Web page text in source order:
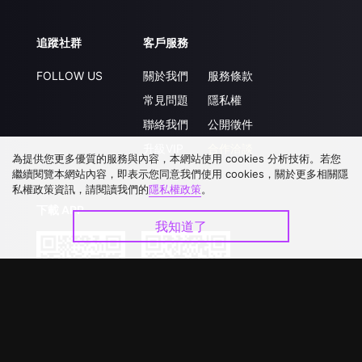
追蹤社群
FOLLOW US
客戶服務
關於我們
常見問題
聯絡我們
服務條款
隱私權
公開徵件
下載 APP
為提供您更多優質的服務與內容，本網站使用 cookies 分析技術。若您
繼續閱覽本網站內容，即表示您同意我們使用 cookies，關於更多相關隱
私權政策資訊，請閱讀我們的隱私權政策。
我知道了